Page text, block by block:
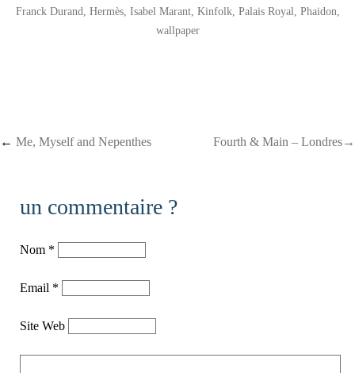
Franck Durand, Hermès, Isabel Marant, Kinfolk, Palais Royal, Phaidon,
wallpaper
Post navigation
← Me, Myself and Nepenthes Fourth & Main – Londres→
un commentaire ?
Nom *
Email *
Site Web